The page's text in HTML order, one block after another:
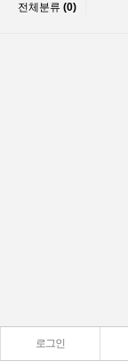
전체분류 (0)
로그인